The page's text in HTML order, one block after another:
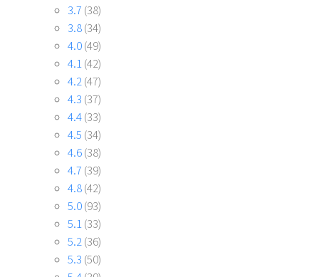
3.7 (38)
3.8(34)
4.0(49)
4.1 (42)
4.2 (47)
4.3 (37)
4.4(33)
4.5 (34)
4.6(38)
4.7 (39)
4.8(42)
5.0(93)
5.1 (33)
5.2 (36)
5.3 (50)